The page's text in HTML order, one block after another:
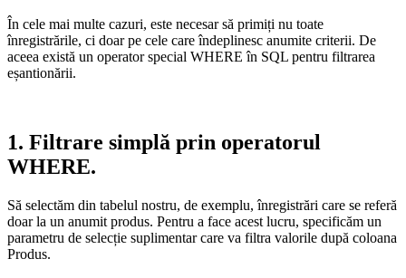
În cele mai multe cazuri, este necesar să primiți nu toate
înregistrările, ci doar pe cele care îndeplinesc anumite criterii. De
aceea există un operator special WHERE în SQL pentru filtrarea
eșantionării.
1. Filtrare simplă prin operatorul
WHERE.
Să selectăm din tabelul nostru, de exemplu, înregistrări care se referă
doar la un anumit produs. Pentru a face acest lucru, specificăm un
parametru de selecție suplimentar care va filtra valorile după coloana
Produs.